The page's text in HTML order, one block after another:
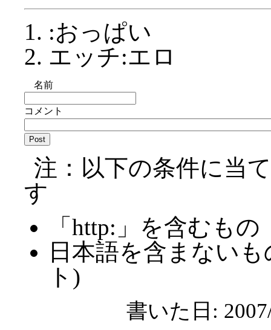
:おっぱい
エッチ:エロ
名前
コメント
注：以下の条件に当
す
「http:」を含むもの
日本語を含まない
ト)
書いた日: